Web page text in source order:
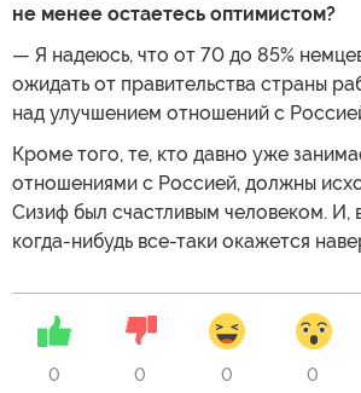
не менее остаетесь оптимистом?
— Я надеюсь, что от 70 до 85%
ожидать от правительства страны
над улучшением отношений с
Кроме того, те, кто давно уже
отношениями с Россией, должны
Сизиф был счастливым человеком. И,
когда-нибудь все-таки окажется
0 0 0 0